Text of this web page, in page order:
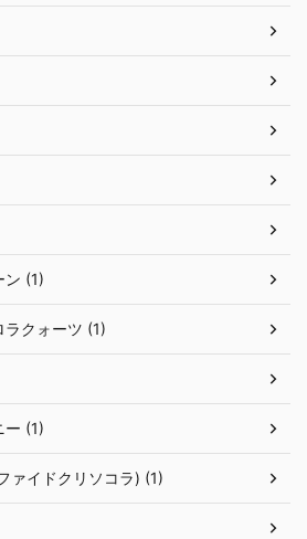
ン (1)
ラクォーツ (1)
ー (1)
ァイドクリソコラ) (1)